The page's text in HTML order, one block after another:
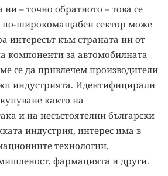
ни – точно обратното – това се
по-широкомащабен сектор може
интересът към страната ни от
компоненти за автомобилната
се да привлечем производители
индустрията. Идентифицирали
както на
и на несъстоятелни български
индустрия, интерес има в
технологии,
фармацията и други.